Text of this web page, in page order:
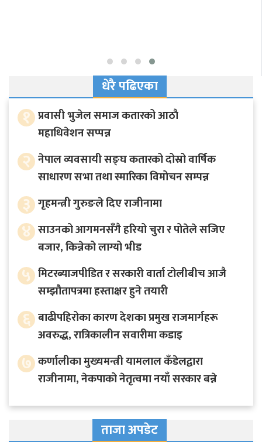
धेरै पढिएका
१ प्रवासी भुजेल समाज कतारको आठाै
महाधिवेशन सप्पन्न
२ नेपाल व्यवसायी सङ्घ कतारको दोस्रो वार्षिक
साधारण सभा तथा स्मारिका विमोचन सम्पन्न
३ गृहमन्त्री गुरुङले दिए राजीनामा
४ साउनको आगमनसँगै हरियो चुरा र पोतेले सजिए
बजार, किन्नेको लाग्यो भीड
५ मिटरब्याजपीडित र सरकारी वार्ता टोलीबीच आजै
सम्झौतापत्रमा हस्ताक्षर हुने तयारी
६ बाढीपहिरोका कारण देशका प्रमुख राजमार्गहरू
अवरुद्ध, रात्रिकालीन सवारीमा कडाइ
७ कर्णालीका मुख्यमन्त्री यामलाल कँडेलद्वारा
राजीनामा, नेकपाको नेतृत्वमा नयाँ सरकार बन्ने
ताजा अपडेट